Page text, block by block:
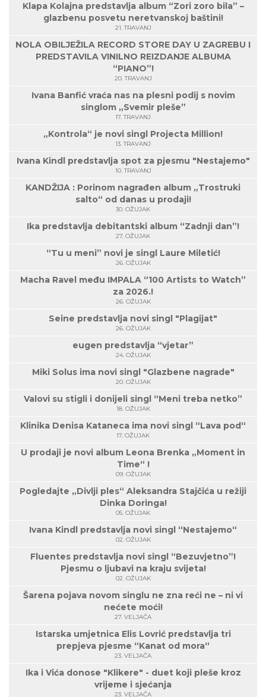
Klapa Kolajna predstavlja album “Zori zoro bila” –
glazbenu posvetu neretvanskoj baštini!
21. TRAVANJ
NOLA OBILJEŽILA RECORD STORE DAY U ZAGREBU I
PREDSTAVILA VINILNO REIZDANJE ALBUMA
“PIANO”!
20. TRAVANJ
Ivana Banfić vraća nas na plesni podij s novim
singlom „Svemir pleše”
17. TRAVANJ
„Kontrola“ je novi singl Projecta Million!
13. TRAVANJ
Ivana Kindl predstavlja spot za pjesmu "Nestajemo"
10. TRAVANJ
KANDŽIJA : Porinom nagrađen album „Trostruki
salto“ od danas u prodaji!
30. OŽUJAK
Ika predstavlja debitantski album “Zadnji dan”!
27. OŽUJAK
“Tu u meni” novi je singl Laure Miletić!
26. OŽUJAK
Macha Ravel među IMPALA “100 Artists to Watch”
za 2026.!
26. OŽUJAK
Seine predstavlja novi singl "Plagijat"
26. OŽUJAK
eugen predstavlja “vjetar”
24. OŽUJAK
Miki Solus ima novi singl "Glazbene nagrade"
20. OŽUJAK
Valovi su stigli i donijeli singl “Meni treba netko”
18. OŽUJAK
Klinika Denisa Kataneca ima novi singl “Lava pod“
17. OŽUJAK
U prodaji je novi album Leona Brenka „Moment in
Time“ !
09. OŽUJAK
Pogledajte „Divlji ples“ Aleksandra Stajčića u režiji
Dinka Doringa!
05. OŽUJAK
Ivana Kindl predstavlja novi singl “Nestajemo“
02. OŽUJAK
Fluentes predstavlja novi singl “Bezuvjetno”!
Pjesmu o ljubavi na kraju svijeta!
02. OŽUJAK
Šarena pojava novom singlu ne zna reći ne – ni vi
nećete moći!
27. VELJAČA
Istarska umjetnica Elis Lovrić predstavlja tri
prepjeva pjesme “Kanat od mora“
23. VELJAČA
Ika i Vića donose "Klikere" - duet koji pleše kroz
vrijeme i sjećanja
23. VELJAČA